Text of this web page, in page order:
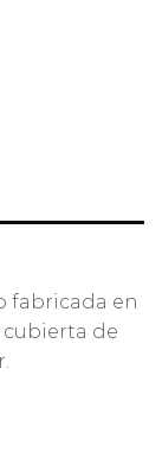
fabricada en
cubierta de